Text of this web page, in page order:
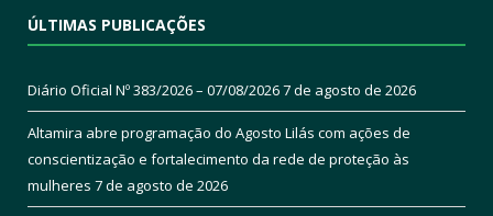
ÚLTIMAS PUBLICAÇÕES
Diário Oficial Nº 383/2026 – 07/08/20267 de agosto de 2026
Altamira abre programação do Agosto Lilás com ações de
conscientização e fortalecimento da rede de proteção às
mulheres 7 de agosto de 2026